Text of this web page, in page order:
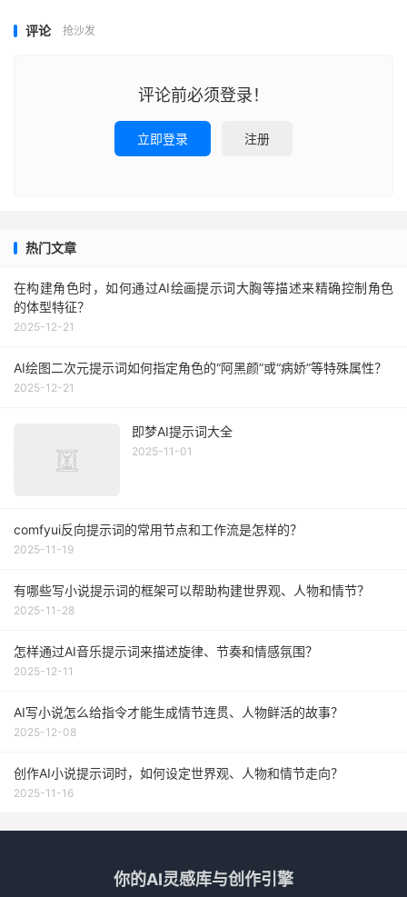
评论 抢沙发
评论前必须登录！
立即登录 注册
热门文章
在构建角色时，如何通过AI绘画提示词大胸等描述来精确控制角色
的体型特征？
2025-12-21
AI绘图二次元提示词如何指定角色的“阿黑颜”或“病娇”等特殊属性？
2025-12-21
即梦AI提示词大全
2025-11-01
comfyui反向提示词的常用节点和工作流是怎样的？
2025-11-19
有哪些写小说提示词的框架可以帮助构建世界观、人物和情节？
2025-11-28
怎样通过AI音乐提示词来描述旋律、节奏和情感氛围？
2025-12-11
AI写小说怎么给指令才能生成情节连贯、人物鲜活的故事？
2025-12-08
创作AI小说提示词时，如何设定世界观、人物和情节走向？
2025-11-16
你的AI灵感库与创作引擎